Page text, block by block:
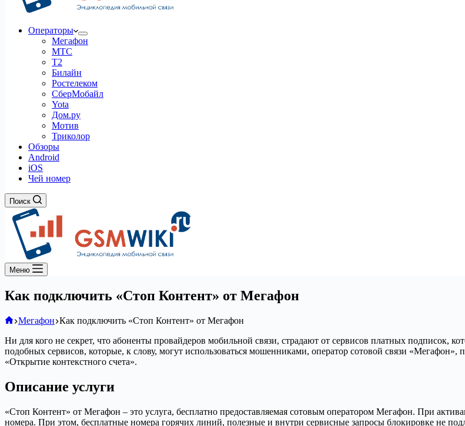
Операторы
Мегафон
МТС
Т2
Билайн
Ростелеком
СберМобайл
Yota
Дом.ру
Мотив
Триколор
Обзоры
Android
iOS
Чей номер
Поиск
Меню
Как подключить «Стоп Контент» от Мегафон
Главная
Мегафон Как подключить «Стоп Контент» от Мегафон
Ни для кого не секрет, что абоненты провайдеров мобильной связи, страдают от сервисов платных подписок,
подобных сервисов, которые, к слову, могут использоваться мошенниками, оператор сотовой связи «Мегафон»,
«Открытие контекстного счета».
Описание услуги
«Стоп Контент» от Мегафон – это услуга, бесплатно предоставляемая сотовым оператором Мегафон. При
номера. При этом, бесплатные номера горячих линий, полезные и внутри сервисные запросы блокировке не